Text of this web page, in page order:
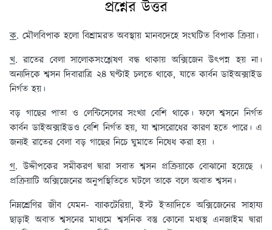
প্রশ্নের উত্তর
ক. মৌলবিপাক হলো বিশ্রামরত অবস্থায় মানবদেহে সংঘটিত বিপাক ক্রিয়া।
খ. রাতের বেলা সালোকসংশ্লেষণ বন্ধ থাকায় অক্সিজেন উৎপন্ন হয় না।
অন্যদিকে শ্বসন দিবারাত্রি ২৪ ঘণ্টাই চলতে থাকে, যাতে কার্বন ডাইঅক্সাইড
নির্গত হয়।
বড় গাছের পাতা ও লেন্টিসেলের সংখ্যা বেশি থাকে। ফলে শ্বসনে নির্গত
কার্বন ডাইঅক্সাইডও বেশি নির্গত হয়, যা শ্বাসরোধের কারণ হতে পারে। এ
জন্যই রাতের বেলা বড় গাছের নিচে ঘুমাতে নিষেধ করা হয় ।
গ. উদ্দীপকের সমীকরণ দ্বারা সবাত শ্বসন প্রক্রিয়াকে বোঝানো হয়েছে ।
প্রক্রিয়াটি অক্সিজেনের অনুপস্থিতিতে ঘটলে তাকে বলে অবাত শ্বসন।
নিম্নশ্রেণির জীব যেমন- ব্যাকটেরিয়া, ইস্ট ইত্যাদিতে অক্সিজেনের সাহায্য
ছাড়াই অবাত শ্বসনের মাধ্যমে শ্বসনিক বস্তু কোনো মধ্যস্থ এনজাইম দ্বারা